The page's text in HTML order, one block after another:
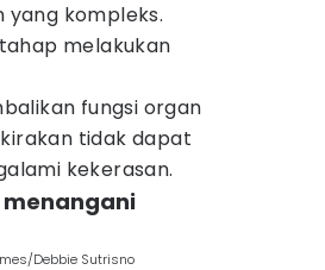
yang kompleks.
melakukan
fungsi organ
tidak dapat
kekerasan.
menangani
Debbie Sutrisno